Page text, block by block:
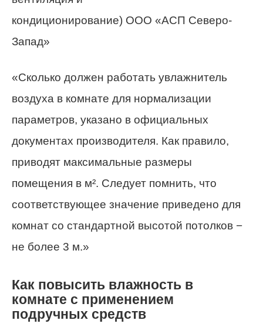
кондиционирование) ООО «АСП Северо-
Запад»
«Сколько должен работать увлажнитель
воздуха в комнате для нормализации
параметров, указано в официальных
документах производителя. Как правило,
приводят максимальные размеры
помещения в м². Следует помнить, что
соответствующее значение приведено для
комнат со стандартной высотой потолков −
не более 3 м.»
Как повысить влажность в
комнате с применением
подручных средств